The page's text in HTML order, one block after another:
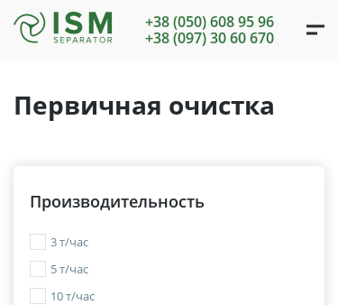
+38 (050) 608 95 96
+38 (097) 30 60 670
Первичная очистка
Производительность
3 т/час
5 т/час
10 т/час